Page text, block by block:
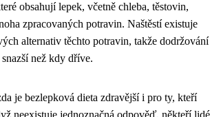
obsahují lepek, včetně chleba, těstovin,
zpracovaných potravin. Naštěstí existuje
alternativ těchto potravin, takže dodržování
než kdy dříve.
je bezlepková dieta zdravější i pro ty, kteří
neexistuje jednoznačná odpověď, někteří lidé